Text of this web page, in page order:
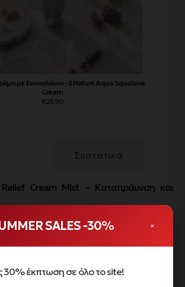
με Σκουαλάνιο - S.Nature Aqua Squalane
Cream
€25.90
Συστατικά
Cream Mist – Καταπράυνση και
345 Relief Cream Mistαποτελεί μια
στην καθημερινή περιποίηση,
πλούσια θρέψη μιας κρέμας στην
ειδικά για να παρέχει
×
SALES -30%
30% έκπτωση σε όλο το site!